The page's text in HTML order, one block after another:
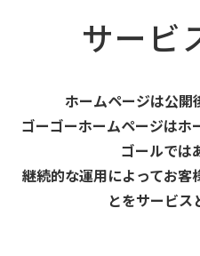
サービ
ホームページは公開
ゴーゴーホームページは
ゴールでは
継続的な運⽤によってお客
とをサービス